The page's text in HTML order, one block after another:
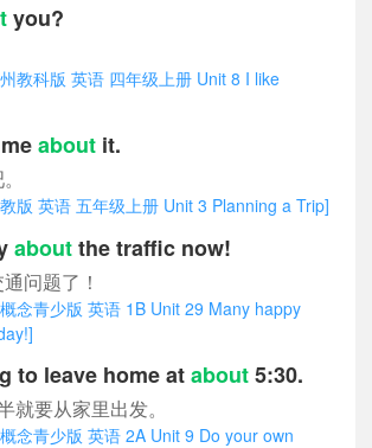
you?
教科版 英语 四年级上册 Unit 8 I like
about it.
版 英语 五年级上册 Unit 3 Planning a Trip]
aboutthe traffic now!
问题了！
念青少版 英语 1B Unit 29 Many happy
to leave home atabout5:30.
就要从家里出发。
念青少版 英语 2A Unit 9 Do your own